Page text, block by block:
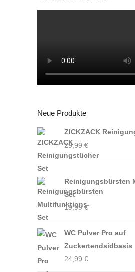
Neue Produkte
ZICKZACK
29,99 €
Reinigungsbürsten
Set
19,99€
WC Pulver Pro auf
Zuckertendsidbasis
24,99 €